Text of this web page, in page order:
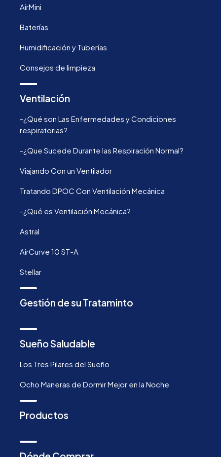
AirMini
Baterías
Humidificación y Tuberías
Consejos de limpieza
Ventilación
-¿Qué son Las Enfermedades y Condiciones
respiratorias?
-¿Que Sucede Durante las Respiración Normal?
Viajando Con un Ventilador
Tratando DPOC Con Ventilación Mecánica
-¿Qué es Ventilación Mecánica?
Astral
AirCurve 10 ST-A
Stellar
Gestión de su Trataminto
Sueño Saludable
Los Tres Pilares del Sueño
Ocho Maneras de Dormir Mejor en la Noche
Productos